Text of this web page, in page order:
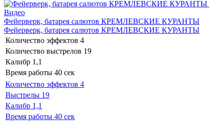
Видео
Фейерверк, батарея салютов КРЕМЛЕВСКИЕ КУРАНТЫ
Фейерверк, батарея салютов КРЕМЛЕВСКИЕ КУРАНТЫ
Количество эффектов 4
Количество выстрелов 19
Калибр 1,1
Время работы 40 сек
Количество эффектов 4
Выстрелы 19
Калибр 1,1
Время работы 40 сек